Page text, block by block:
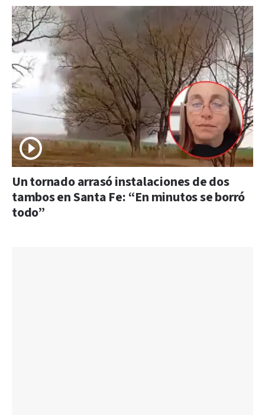
Un tornado arrasó instalaciones de dos
tambos en Santa Fe: “En minutos se borró
todo”